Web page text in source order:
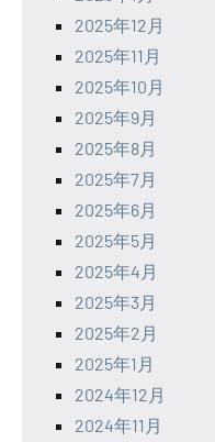
2025年12月
2025年11月
2025年10月
2025年9月
2025年8月
2025年7月
2025年6月
2025年5月
2025年4月
2025年3月
2025年2月
2025年1月
2024年12月
2024年11月